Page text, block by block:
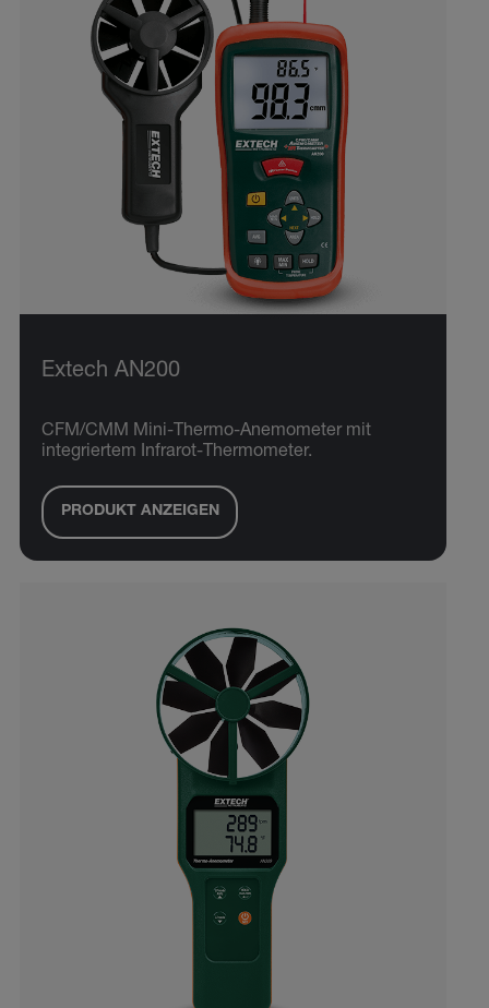
Extech AN200
CFM/CMM Mini-Thermo-Anemometer mit
integriertem Infrarot-Thermometer.
PRODUKT ANZEIGEN